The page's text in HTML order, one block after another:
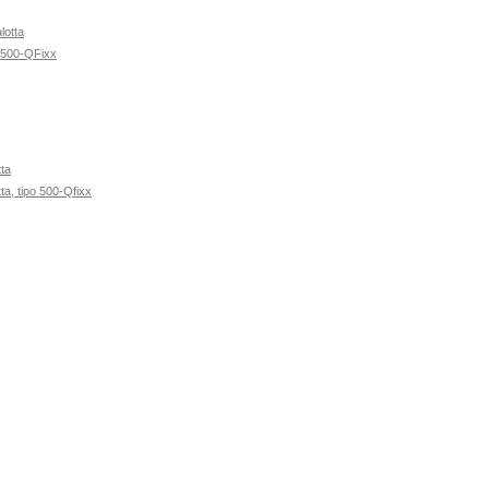
QFixx
tipo 500-Qfixx